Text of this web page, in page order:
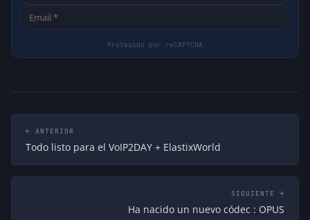
← ANTERIOR
Todo listo para el VoIP2DAY + ElastixWorld
SIGUIENTE →
Ha nacido un nuevo códec : OPUS